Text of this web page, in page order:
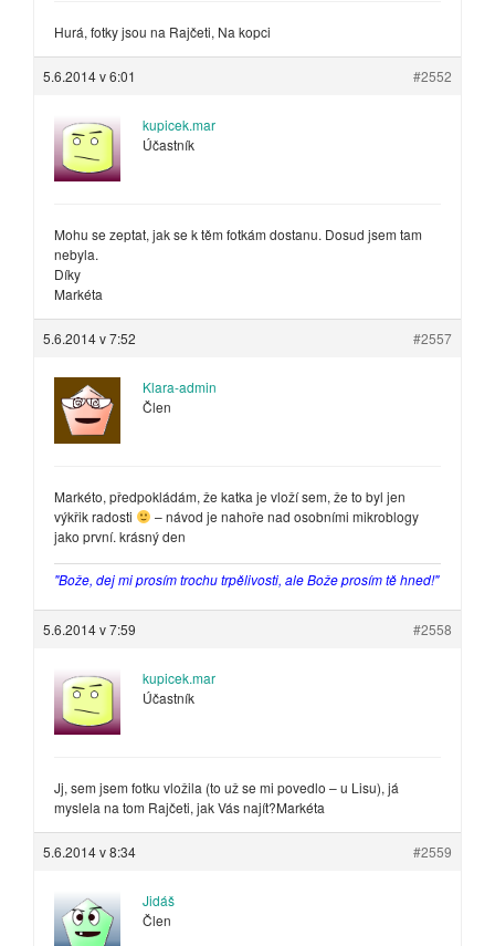
Hurá, fotky jsou na Rajčeti, Na kopci
5.6.2014 v 6:01 #2552
kupicek.mar
Účastník
Mohu se zeptat, jak se k těm fotkám dostanu. Dosud jsem tam
nebyla.
Díky
Markéta
5.6.2014 v 7:52 #2557
Klara-admin
Člen
Markéto, předpokládám, že katka je vloží sem, že to byl jen
výkřik radosti
– návod je nahoře nad osobními mikroblogy
jako první. krásný den
"Bože, dej mi prosím trochu trpělivosti, ale Bože prosím tě hned!"
5.6.2014 v 7:59 #2558
kupicek.mar
Účastník
Jj, sem jsem fotku vložila (to už se mi povedlo – u Lisu), já
myslela na tom Rajčeti, jak Vás najít?Markéta
5.6.2014 v 8:34 #2559
Jidáš
Člen